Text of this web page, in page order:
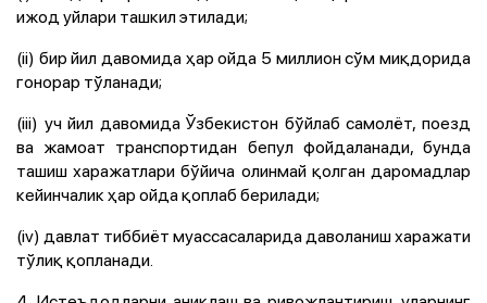
ижод уйлари ташкил этилади;
(ii) бир йил давомида ҳар ойда 5 миллион сўм миқдорида
гонорар тўланади;
(iii) уч йил давомида Ўзбекистон бўйлаб самолёт, поезд
ва жамоат транспортидан бепул фойдаланади, бунда
ташиш харажатлари бўйича олинмай қолган даромадлар
кейинчалик ҳар ойда қоплаб берилади;
(iv) давлат тиббиёт муассасаларида даволаниш харажати
тўлиқ қопланади.